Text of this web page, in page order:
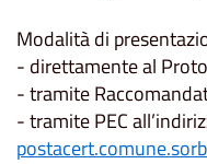
Modalità di
- direttamente al
- tramite
- tramite PEC